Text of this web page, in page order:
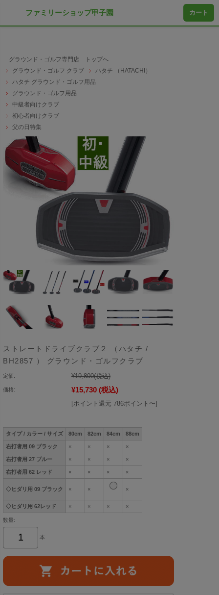
グラウンド・ゴルフ専門店 トップへ
グラウンド・ゴルフ クラブ
ハタチ （HATACHI）
ハタチ グラウンド・ゴルフ用品
グラウンド・ゴルフ用品
中級者向けクラブ
初心者向けクラブ
父の日特集
ストレートドライブクラブ２ （ハタチ /
BH2857 ） グラウンド・ゴルフクラブ
定価: ¥19,800(税込)
価格: ¥15,730 (税込)
[ポイント還元 786ポイント〜]
タイプ / カラー / サイズ 80cm 82cm 84cm 88cm
右打者用 09 ブラック × × × ×
右打者用 27 ブルー × × × ×
右打者用 62 レッド × × × ×
◇ヒダリ用 09 ブラック × × ×
◇ヒダリ用 62レッド × × × ×
数量:
本
ファミリーショップ甲子園 カート